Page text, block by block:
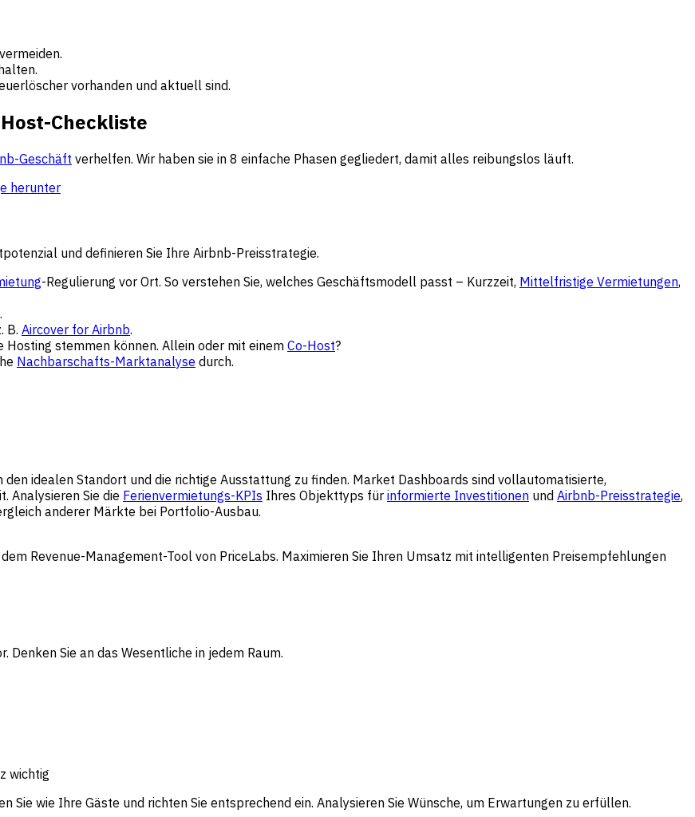
vorhanden und aktuell sind.
Checkliste
Geschäft verhelfen. Wir haben sie in 8 einfache Phasen gegliedert, damit alles reibungslos läuft.
herunter
und definieren Sie Ihre Airbnb-Preisstrategie.
-Regulierung vor Ort. So verstehen Sie, welches Geschäftsmodell passt – Kurzzeit, Mittelfristige Vermietungen,
B. Aircover for Airbnb.
Hosting stemmen können. Allein oder mit einem Co-Host?
Nachbarschafts-Marktanalyse durch.
idealen Standort und die richtige Ausstattung zu finden. Market Dashboards sind vollautomatisierte,
Analysieren Sie die Ferienvermietungs-KPIs Ihres Objekttyps für informierte Investitionen und Airbnb-Preisstrategie,
anderer Märkte bei Portfolio-Ausbau.
Revenue-Management-Tool von PriceLabs. Maximieren Sie Ihren Umsatz mit intelligenten Preisempfehlungen
Sie an das Wesentliche in jedem Raum.
wichtig
Sie wie Ihre Gäste und richten Sie entsprechend ein. Analysieren Sie Wünsche, um Erwartungen zu erfüllen.